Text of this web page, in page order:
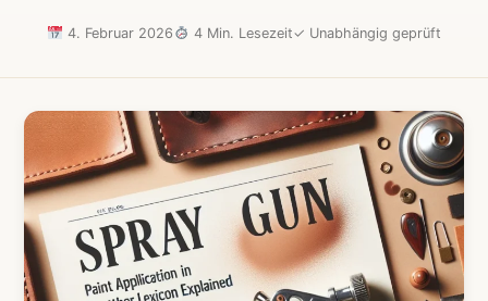
4. Februar 2026 4 Min. Lesezeit✓ Unabhängig geprüft